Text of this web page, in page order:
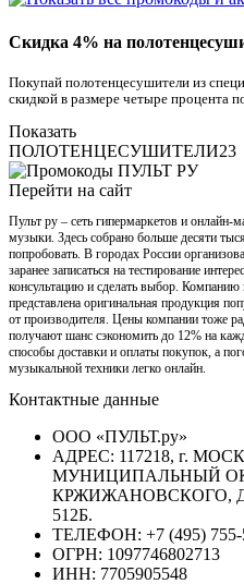
Скидка 4% на
Покупай полотенцесушители из
скидкой в размере четыре процента
Показать
ПОЛОТЕНЦЕСУШИТЕЛИ23
Перейти на сайт
Пульт ру – сеть гипермаркетов и онлайн-
музыки. Здесь собрано больше десяти
попробовать. В городах России
заранее записаться на тестирование
консультацию и сделать выбор.
представлена оригинальная продукция
от производителя. Цены компании тоже
получают шанс сэкономить до 12% на
способы доставки и оплаты покупок, а
музыкальной техники легко онлайн.
Контактные данные
ООО «ПУЛЬТ.ру»
АДРЕС: 117218, г.
МУНИЦИПАЛЬНЫЙ
КРЖИЖАНОВСКОГО,
512Б.
ТЕЛЕФОН: +7 (495) 755-
ОГРН: 1097746802713
ИНН: 7705905548